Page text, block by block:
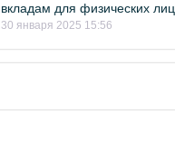
вкладам для физических лиц
30 января 2025 15:56